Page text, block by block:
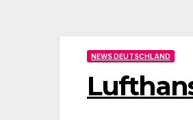
NEWS DEUTSCHLAND